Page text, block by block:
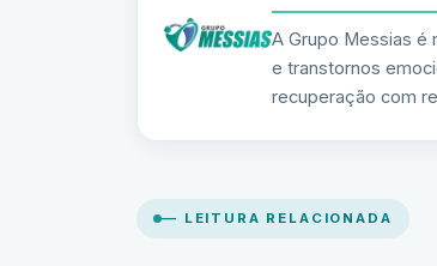
A Grupo Messias é
e transtornos
recuperação com
— LEITURA RELACIONADA